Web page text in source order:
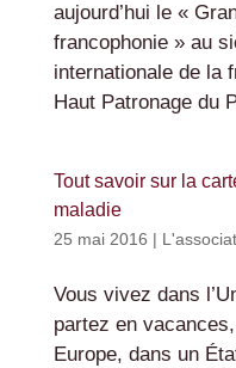
aujourd’hui le «
francophonie » au
internationale de la
Haut Patronage du
Tout savoir sur la
maladie
25 mai 2016 |
Vous vivez dans
partez en
Europe, dans un